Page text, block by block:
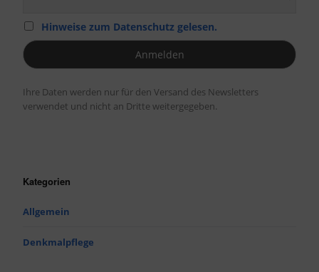
Hinweise zum Datenschutz gelesen.
Ihre Daten werden nur für den Versand des Newsletters
verwendet und nicht an Dritte weitergegeben.
Kategorien
Allgemein
Denkmalpflege